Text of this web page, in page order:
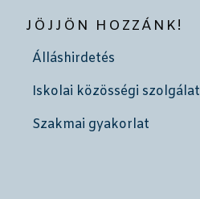
JÖJJÖN HOZZÁNK!
Álláshirdetés
Iskolai közösségi szolgálat
Szakmai gyakorlat